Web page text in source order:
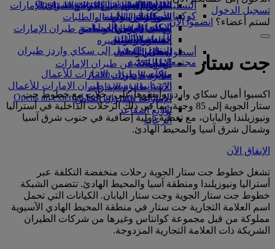
تناول الطعام في الدرجة السياحية
الممتازة
وجبات الدرجة السياحية
المشروبات
أسطول طائراتنا
بوينج 777
طائرة الإمارات A380
A350 طائرة الإمارات
الإمارات للطيران الخاص
توزيع المقاعد
السوق الحرة
متجرنا الرسمي
التسلية للأطفال
الترفيه عن الأطفال
ألعاب الأطفال
أنشطة للأطفال
in a new tab
كوكبنا
الاستدامة في العمليات
السياسة البيئية
التقارير البيئية
مجتمعاتنا المحلية
مؤسسة طيران الإمارات للأعمال
الإنسانيةمؤسسة طيران الإمارات للأعمال
الإنسانية Opens an external link in a new
tab
الرعاية
Opens an external link in a new tab
شركاؤنا
سكاي واردز رايل
حاسبة الأميال
تسجيل الدخول إلى سكاي واردز طيران
الإمارات
سكاي واردز+
السفر لأصحاب الهمم مع طيران الإمارات
المساعدة الخاصة والطلبات
تجربتكم على متن الطائرة
الأدوات والموارد
الهاتف المتحرك وتطبيق طيران الإمارات
إلغاء حجز أو تغييره
تعطل الرحلات
معلومات عن طيران الإمارات
تسجيل الدخول
لستم أعضاء؟ انضموا الآن
جت ستار
اكسبوا أميال سكاي واردز وأنفقوها على رحلات مع خطوط جت
ستار الجوية إلى 85 وجهة، بما في ذلك الرحلات الداخلية في أستراليا
ونيوزيلندا واليابان، مع تغطية دولية إضافية في جنوب شرق آسيا
وشمال شرق آسيا والمحيط الهادئ.
الإنفاق الآن
تشغل خطوط جت ستار الجوية رحلات منخفضة التكلفة عبر
أستراليا ونيوزيلندا ومنطقة آسيا والمحيط الهادئ. تتضمن الشبكة
خطوط جت ستار الجوية وجت ستار اليابان. الكيانات التي تحمل
اسم العلامة التجارية جت ستار في منطقة المحيط الهادي الآسيوية
مملوكة من قبل مجموعة كوانتاس وغيرها من شركات الطيران
الشريكة ذات العلامة التجارية المزدوجة.